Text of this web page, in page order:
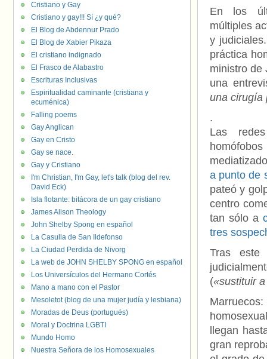
En los
múltiples
y
práctica
ministro
una
una cirugía
.
Las
a punto de
pateó y
centro
tan sólo a
tres
Tras este
(«sustituir
llegan
gran
Cristiano y Gay
Cristiano y gay!!! Sí ¿y qué?
El Blog de Abdennur Prado
El Blog de Xabier Pikaza
El cristiano indignado
El Frasco de Alabastro
Escrituras Inclusivas
Espiritualidad caminante (cristiana y
ecuménica)
Falling poems
Gay Anglican
Gay en Cristo
Gay se nace.
Gay y Cristiano
I'm Christian, I'm Gay, let's talk (blog del rev.
David Eck)
Isla flotante: bitácora de un gay cristiano
James Alison Theology
John Shelby Spong en español
La Casulla de San Ildefonso
La Ciudad Perdida de Nivorg
La web de JOHN SHELBY SPONG en español
Los Universículos del Hermano Cortés
Mano a mano con el Pastor
Mesoletot (blog de una mujer judía y lesbiana)
Moradas de Deus (portugués)
Moral y Doctrina LGBTI
Mundo Homo
Nuestra Señora de los Homosexuales